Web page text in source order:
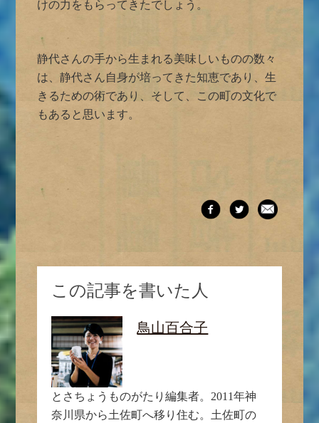
けの力をもらってきたでしょう。
静代さんの手から生まれる美味しいものの数々
は、静代さん自身が培ってきた知恵であり、生
きるための術であり、そして、この町の文化で
もあると思います。
この記事を書いた人
鳥山百合子
とさちょうものがたり編集者。2011年神
奈川県から土佐町へ移り住む。土佐町の